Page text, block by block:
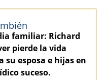
familiar: Richard
pierde la vida
su esposa e hijas en
suceso.